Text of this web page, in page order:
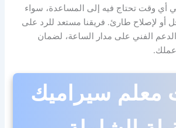
أي وقت تحتاج فيه إلى المساعدة، سواء
أو لإصلاح طارئ. فريقنا مستعد للرد على
الفني على مدار الساعة، لضمان
معلم سيراميك